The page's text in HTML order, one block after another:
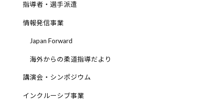
指導者・選手派遣
情報発信事業
Japan Forward
海外からの柔道指導だより
講演会・シンポジウム
インクルーシブ事業